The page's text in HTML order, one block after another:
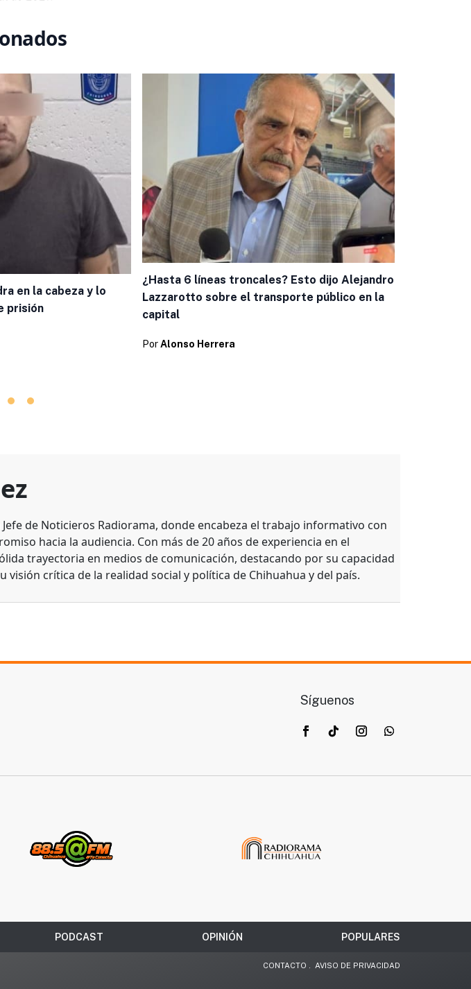
en la cabeza y lo
prisión
¿Hasta 6 líneas troncales? Esto dijo Alejandro
Lazzarotto sobre el transporte público en la
capital
PorAlonso Herrera
de Noticieros Radiorama, donde encabeza el trabajo informativo con
hacia la audiencia. Con más de 20 años de experiencia en el
trayectoria en medios de comunicación, destacando por su capacidad
visión crítica de la realidad social y política de Chihuahua y del país.
Síguenos
PODCAST OPINIÓN POPULARES
CONTACTO AVISO DE PRIVACIDAD